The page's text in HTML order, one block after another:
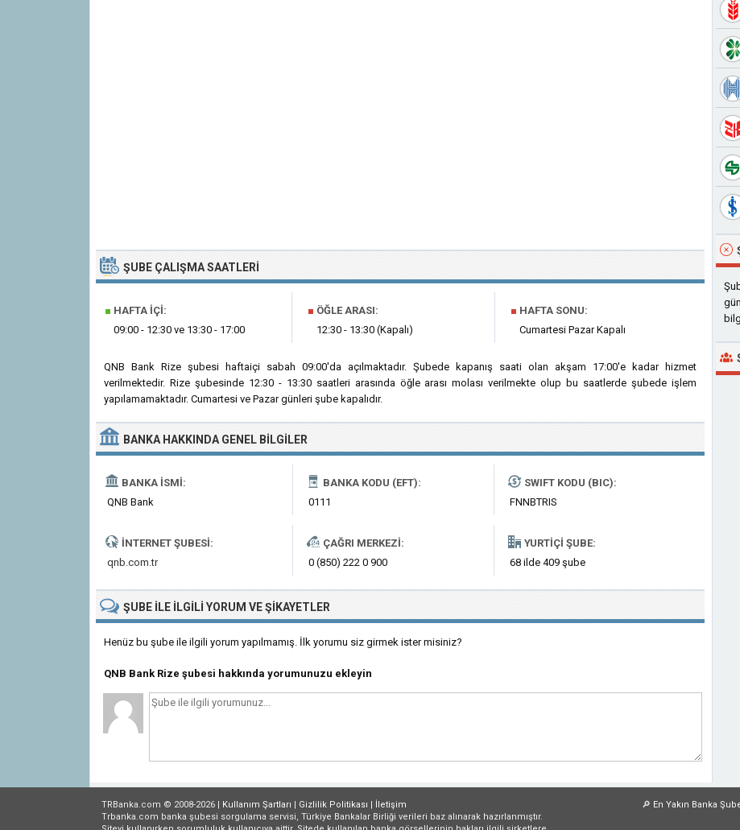
ŞUBE ÇALIŞMA SAATLERI
■ HAFTA İÇI:
09:00 - 12:30 ve 13:30 - 17:00
■ ÖĞLE ARASI:
12:30 - 13:30 (Kapalı)
■ HAFTA SONU:
Cumartesi Pazar Kapalı
QNB Bank Rize şubesi haftaiçi sabah 09:00'da açılmaktadır. Şubede kapanış saati olan akşam 17:00'e kadar hizmet
verilmektedir. Rize şubesinde 12:30 - 13:30 saatleri arasında öğle arası molası verilmekte olup bu saatlerde şubede işlem
yapılamamaktadır. Cumartesi ve Pazar günleri şube kapalıdır.
BANKA HAKKINDA GENEL BILGILER
BANKA İSMI:
QNB Bank
BANKA KODU (EFT):
0111
SWIFT KODU (BIC):
FNNBTRIS
İNTERNET ŞUBESI:
qnb.com.tr
ÇAĞRI MERKEZI:
0 (850) 222 0 900
YURTIÇI ŞUBE:
68 ilde 409 şube
ŞUBE ILE İLGILIYORUM VE ŞIKAYETLER
Henüz bu şube ile ilgili yorum yapılmamış. İlk yorumu siz girmek ister misiniz?
QNB Bank Rize şubesi hakkında yorumunuzu ekleyin
🔎 En Yakın Banka
TRBanka.com © 2008-2026 | Kullanım Şartları | Gizlilik Politikası | İletişim
Trbanka.com banka şubesi sorgulama servisi, Türkiye Bankalar Birliği verileri baz alınarak hazırlanmıştır.